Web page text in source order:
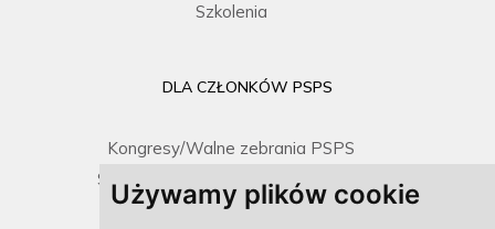
Używamy plików cookie
Szkolenia
DLA CZŁONKÓW PSPS
Kongresy/Walne zebrania PSPS
Spotkania Zarządu / Sprawozdania
Prawo i dokumenty